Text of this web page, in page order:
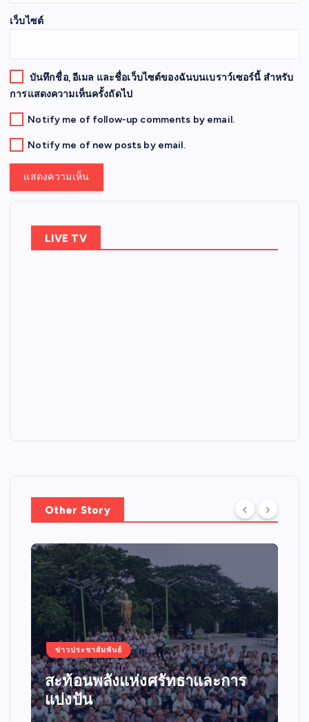
เว็บไซต์
บันทึกชื่อ, อีเมล และชื่อเว็บไซต์ของฉันบนเบราว์เซอร์นี้ สำหรับ
การแสดงความเห็นครั้งถัดไป
Notify me of follow-up comments by email.
Notify me of new posts by email.
LIVE TV
Other Story
ข่าวประชาสัมพันธ์
สะท้อนพลังแห่งศรัทธาและการ
แบ่งปัน